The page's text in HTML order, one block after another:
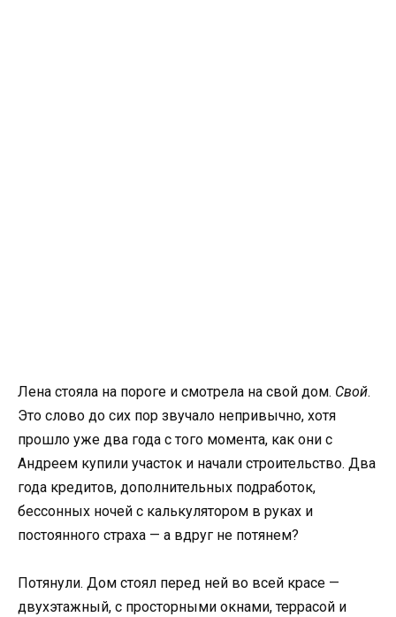
Лена стояла на пороге и смотрела на свой дом. Свой.
Это слово до сих пор звучало непривычно, хотя
прошло уже два года с того момента, как они с
Андреем купили участок и начали строительство. Два
года кредитов, дополнительных подработок,
бессонных ночей с калькулятором в руках и
постоянного страха — а вдруг не потянем?
Потянули. Дом стоял перед ней во всей красе —
двухэтажный, с просторными окнами, террасой и